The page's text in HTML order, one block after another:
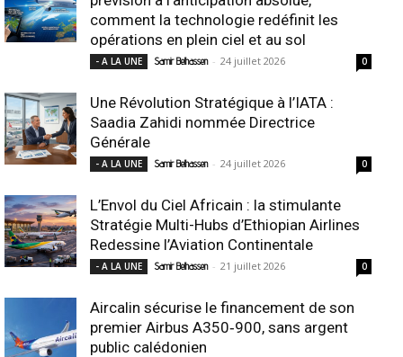
comment la technologie redéfinit les
opérations en plein ciel et au sol
- A LA UNE Samir Belhassen - 24 juillet 2026 0
Une Révolution Stratégique à l’IATA :
Saadia Zahidi nommée Directrice
Générale
- A LA UNE Samir Belhassen - 24 juillet 2026 0
L’Envol du Ciel Africain : la stimulante
Stratégie Multi-Hubs d’Ethiopian Airlines
Redessine l’Aviation Continentale
- A LA UNE Samir Belhassen - 21 juillet 2026 0
Aircalin sécurise le financement de son
premier Airbus A350‑900, sans argent
public calédonien